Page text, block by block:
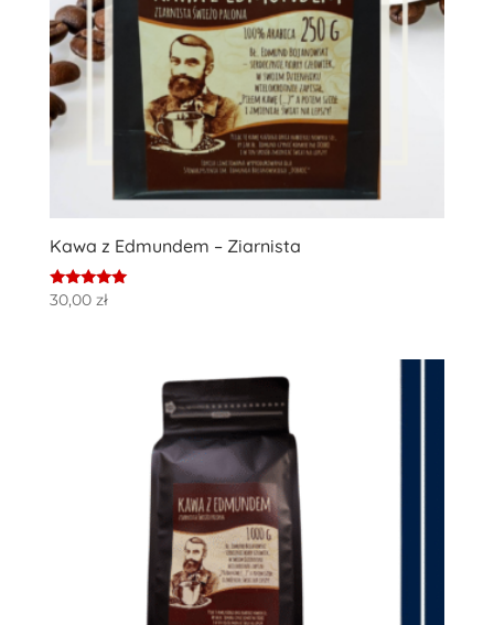
Kawa z Edmundem – Ziarnista
Oceniono
5.00
30,00 zł